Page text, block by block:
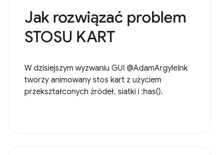
Jak rozwiązać problem
STOSU KART
W dzisiejszym wyzwaniu GUI @AdamArgyleInk
tworzy animowany stos kart z użyciem
przekształconych źródeł, siatki i :has().